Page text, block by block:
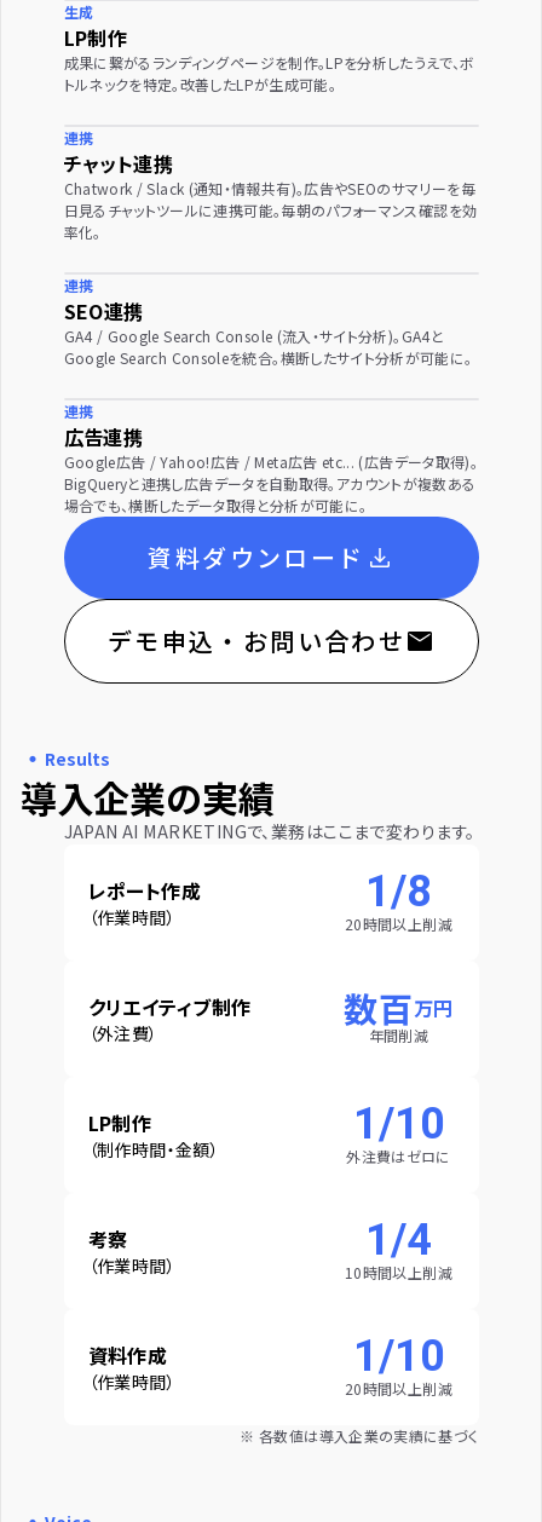
生成
LP制作
成果に繋がるランディングページを制作。LPを分析したうえで、ボ
トルネックを特定。改善したLPが生成可能。
連携
チャット連携
Chatwork / Slack (通知・情報共有)。広告やSEOのサマリーを毎
日見るチャットツールに連携可能。毎朝のパフォーマンス確認を効
率化。
連携
SEO連携
GA4 / Google Search Console (流入・サイト分析)。GA4と
Google Search Consoleを統合。横断したサイト分析が可能に。
連携
広告連携
Google広告 / Yahoo!広告 / Meta広告 etc... (広告データ取得)。
BigQueryと連携し広告データを自動取得。アカウントが複数ある
場合でも、横断したデータ取得と分析が可能に。
デモ申込・お問い合わせ
資料ダウンロード
・ Results
導入企業の実績
JAPAN AI MARKETINGで、業務はここまで変わります。
レポート作成
（作業時間） 1/8
20時間以上削減
クリエイティブ制作
（外注費）
数百万円
年間削減
LP制作
（制作時間・金額） 1/10
外注費はゼロに
考察
（作業時間） 1/4
10時間以上削減
資料作成
（作業時間） 1/10
20時間以上削減
※ 各数値は導入企業の実績に基づく